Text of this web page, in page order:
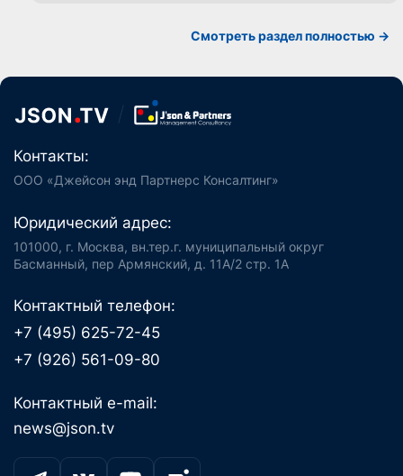
Смотреть раздел полностью ->
Контакты:
ООО «Джейсон энд Партнерс Консалтинг»
Юридический адрес:
101000, г. Москва, вн.тер.г. муниципальный округ
Басманный, пер Армянский, д. 11А/2 стр. 1А
Контактный телефон:
+7 (495) 625-72-45
+7 (926) 561-09-80
Контактный e-mail:
news@json.tv